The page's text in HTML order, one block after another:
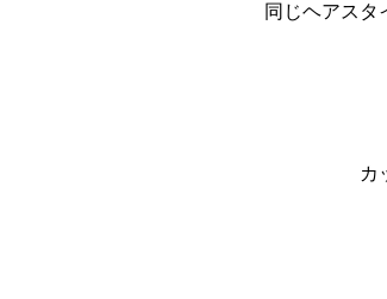
同じヘアスタ
カ